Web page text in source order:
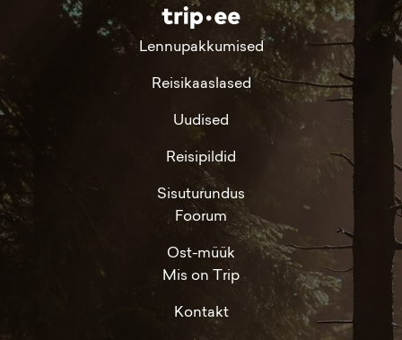
Lennupakkumised
Reisikaaslased
Uudised
Reisipildid
Sisuturundus
Foorum
Ost-müük
Mis on Trip
Kontakt